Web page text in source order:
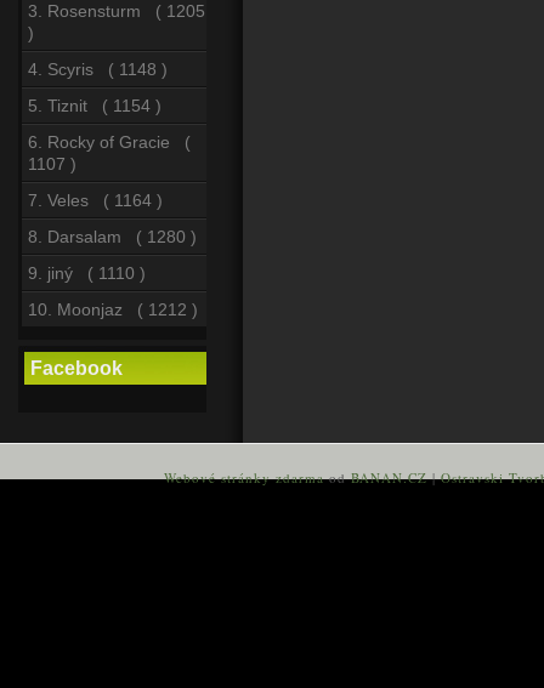
3. Rosensturm ( 1205
)
4. Scyris ( 1148 )
5. Tiznit ( 1154 )
6. Rocky of Gracie (
1107 )
7. Veles ( 1164 )
8. Darsalam ( 1280 )
9. jiný ( 1110 )
10. Moonjaz ( 1212 )
Facebook
Webové stránky zdarmaodBANAN.CZ|Ostravski